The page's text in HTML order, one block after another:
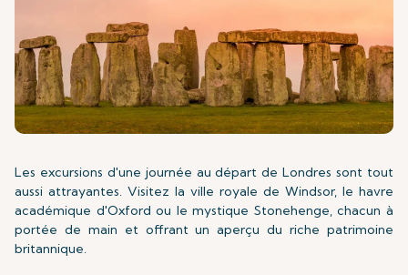
Les excursions d'une journée au départ de Londres sont tout
aussi attrayantes. Visitez la ville royale de Windsor, le havre
académique d'Oxford ou le mystique Stonehenge, chacun à
portée de main et offrant un aperçu du riche patrimoine
britannique.